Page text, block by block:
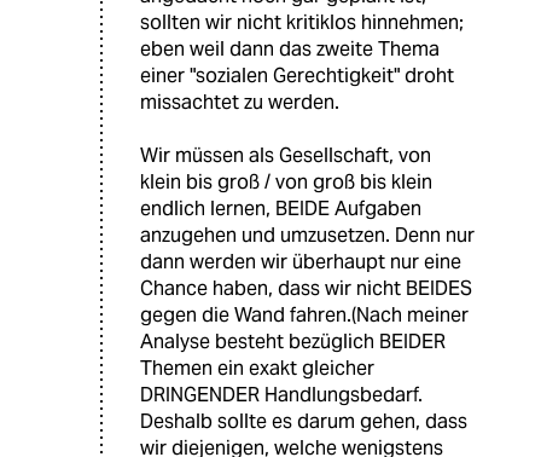
sollten wir nicht kritiklos hinnehmen;
eben weil dann das zweite Thema
einer "sozialen Gerechtigkeit" droht
missachtet zu werden.
Wir müssen als Gesellschaft, von
klein bis groß / von groß bis klein
endlich lernen, BEIDE Aufgaben
anzugehen und umzusetzen. Denn nur
dann werden wir überhaupt nur eine
Chance haben, dass wir nicht BEIDES
gegen die Wand fahren.(Nach meiner
Analyse besteht bezüglich BEIDER
Themen ein exakt gleicher
DRINGENDER Handlungsbedarf.
Deshalb sollte es darum gehen, dass
wir diejenigen, welche wenigstens